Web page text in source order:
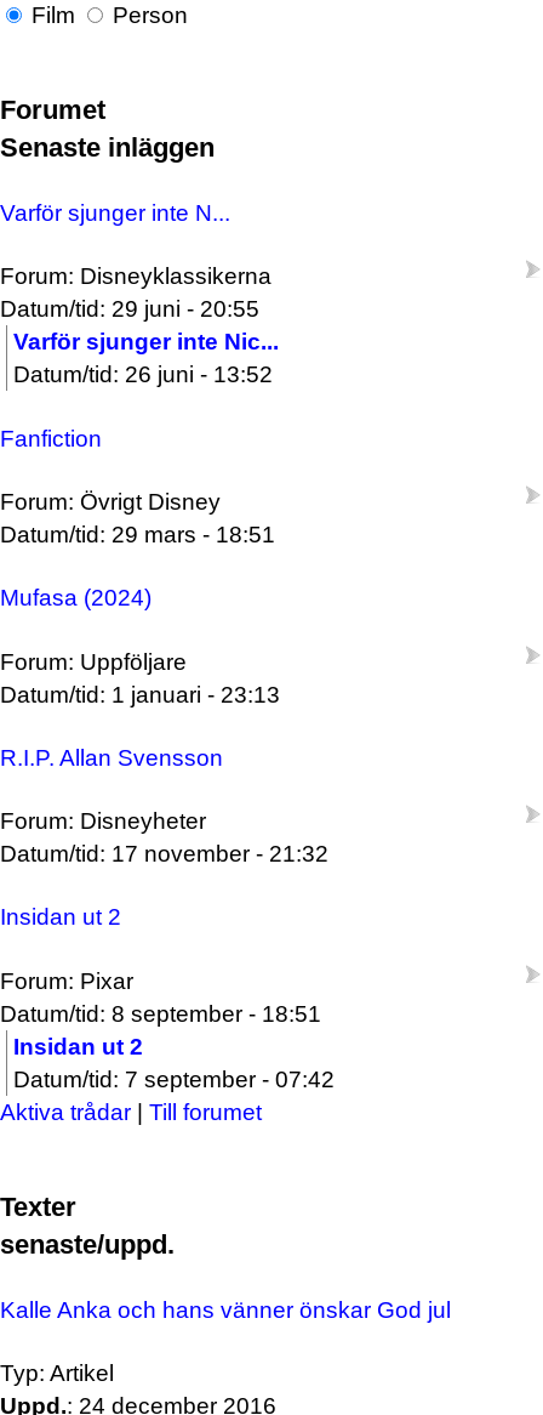
Film Person
Forumet
Senaste inläggen
Varför sjunger inte N...
Forum: Disneyklassikerna
Datum/tid: 29 juni - 20:55
Varför sjunger inte Nic...
Datum/tid: 26 juni - 13:52
Fanfiction
Forum: Övrigt Disney
Datum/tid: 29 mars - 18:51
Mufasa (2024)
Forum: Uppföljare
Datum/tid: 1 januari - 23:13
R.I.P. Allan Svensson
Forum: Disneyheter
Datum/tid: 17 november - 21:32
Insidan ut 2
Forum: Pixar
Datum/tid: 8 september - 18:51
Insidan ut 2
Datum/tid: 7 september - 07:42
Aktiva trådar | Till forumet
Texter
senaste/uppd.
Kalle Anka och hans vänner önskar God jul
Typ: Artikel
Uppd.: 24 december 2016